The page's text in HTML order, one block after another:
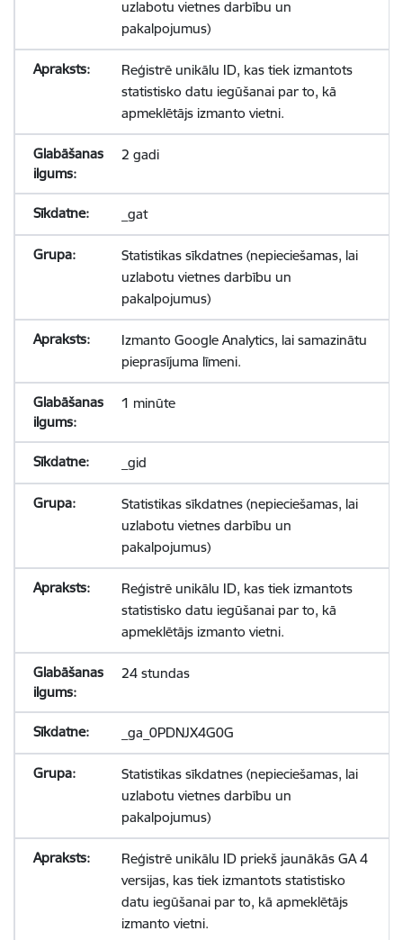
uzlabotu vietnes darbību un
pakalpojumus)
Reģistrē unikālu ID, kas tiek izmantots
statistisko datu iegūšanai par to, kā
apmeklētājs izmanto vietni.
2 gadi
_gat
Statistikas sīkdatnes (nepieciešamas, lai
uzlabotu vietnes darbību un
pakalpojumus)
Izmanto Google Analytics, lai samazinātu
pieprasījuma līmeni.
1 minūte
_gid
Statistikas sīkdatnes (nepieciešamas, lai
uzlabotu vietnes darbību un
pakalpojumus)
Reģistrē unikālu ID, kas tiek izmantots
statistisko datu iegūšanai par to, kā
apmeklētājs izmanto vietni.
24 stundas
_ga_0PDNJX4G0G
Statistikas sīkdatnes (nepieciešamas, lai
uzlabotu vietnes darbību un
pakalpojumus)
Reģistrē unikālu ID priekš jaunākās GA 4
versijas, kas tiek izmantots statistisko
datu iegūšanai par to, kā apmeklētājs
izmanto vietni.